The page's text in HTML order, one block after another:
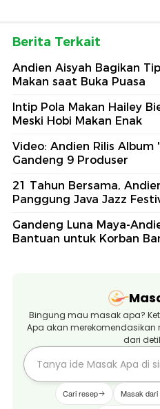
Berita Terkait
Andien Aisyah Bagikan
Makan saat Buka Puasa
Intip Pola Makan Hailey
Meski Hobi Makan Enak
Video: Andien Rilis Album
Gandeng 9 Produser
21 Tahun Bersama,
Panggung Java Jazz
Gandeng Luna Maya-
Bantuan untuk Korban
Bingung mau masak apa?
Apa akan merekomendasikan
dari
Cari resep Masak dari